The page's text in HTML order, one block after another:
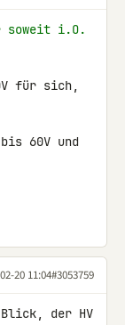
soweit i.O.
für sich,
60V und
20 11:04#3053759
der HV